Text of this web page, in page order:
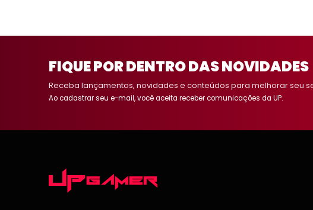
FIQUE POR DENTRO DAS NOVIDADES
Receba lançamentos, novidades e conteúdos para melhorar seu
Ao cadastrar seu e-mail, você aceita receber comunicações da UP.